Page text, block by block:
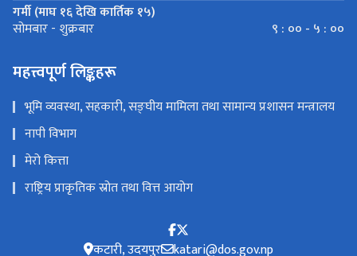
गर्मी (माघ १६ देखि कार्तिक १५)
सोमबार - शुक्रबार ९ : ०० - ५ : ००
महत्त्वपूर्ण लिङ्कहरू
भूमि व्यवस्था, सहकारी, सङ्घीय मामिला तथा सामान्य प्रशासन मन्त्रालय
नापी विभाग
मेरो कित्ता
राष्ट्रिय प्राकृतिक स्रोत तथा वित्त आयोग
कटारी, उदयपुर katari@dos.gov.np